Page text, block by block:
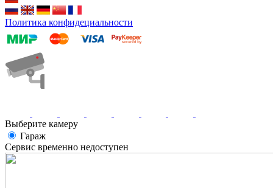
Политика конфидециальности
Выберите камеру
Гараж
Сервис временно недоступен